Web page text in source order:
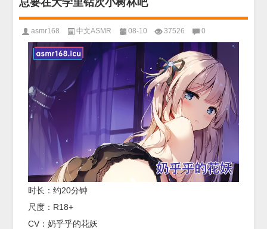
asmr168 中文ASMR 08-10 37526 0
时长：约20分钟
尺度：R18+
CV：奶乎乎的花妖